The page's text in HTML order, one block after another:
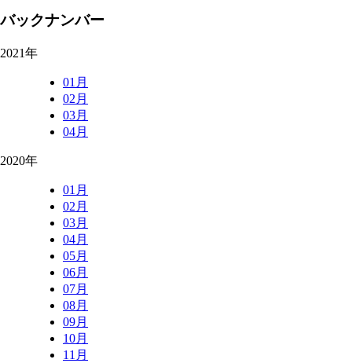
バックナンバー
2021年
01月
02月
03月
04月
2020年
01月
02月
03月
04月
05月
06月
07月
08月
09月
10月
11月